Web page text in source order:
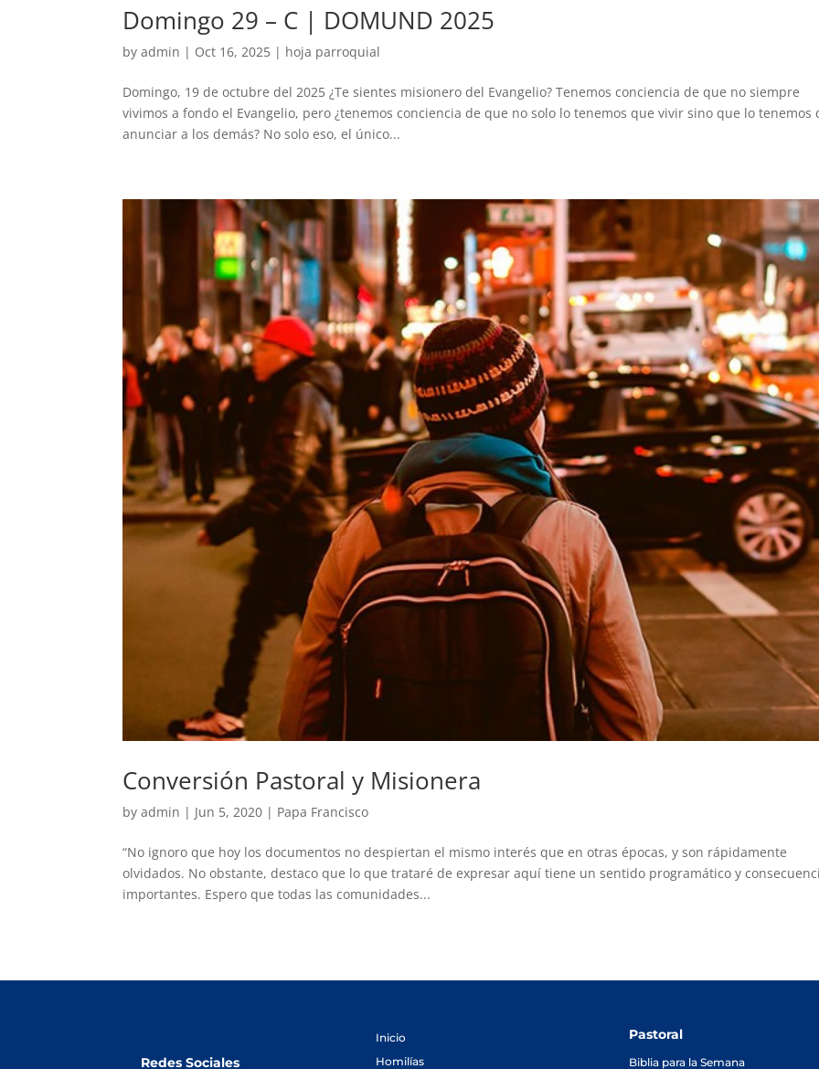
Domingo 29 – C | DOMUND 2025
byadmin | Oct 16, 2025 | hoja parroquial
Domingo, 19 de octubre del 2025 ¿Te sientes misionero del Evangelio? Tenemos conciencia de que no siempre
vivimos a fondo el Evangelio, pero ¿tenemos conciencia de que no solo lo tenemos que vivir sino que lo tenemos
anunciar a los demás? No solo eso, el único...
Conversión Pastoral y Misionera
byadmin | Jun 5, 2020 | Papa Francisco
“No ignoro que hoy los documentos no despiertan el mismo interés que en otras épocas, y son rápidamente
olvidados. No obstante, destaco que lo que trataré de expresar aquí tiene un sentido programático y
importantes. Espero que todas las comunidades...
Redes Sociales
Inicio
Homilías
Pastoral
Biblia para la Semana